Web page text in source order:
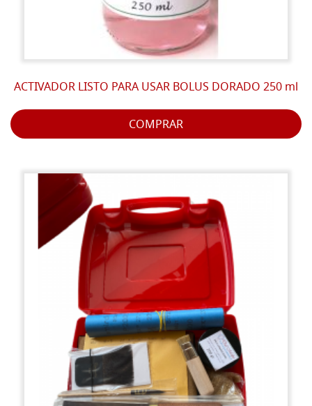
ACTIVADOR LISTO PARA USAR BOLUS DORADO 250 ml
COMPRAR